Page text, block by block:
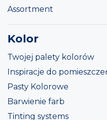
Assortment
Kolor
Twojej palety kolorów
Inspiracje do
Pasty Kolorowe
Barwienie farb
Tinting systems